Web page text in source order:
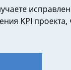
KPI
для поисковых